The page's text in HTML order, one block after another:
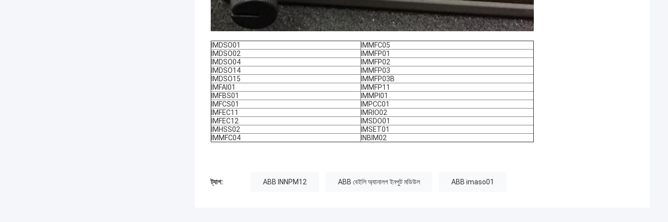
IMDSO01
IMMFC05
IMDSO02
IMMFP01
IMDSO04
IMMFP02
IMDSO14
IMMFP03
IMDSO15
IMMFP03B
IMFAI01
IMMFP11
IMFBS01
IMMPI01
IMFCS01
IMPCC01
IMFEC11
IMRIO02
IMFEC12
IMSDO01
IMHSS02
IMSET01
IMMFC04
INBIM02
ট্যাগ: ABB INNPM12 ABB বেইলি অ্যানালগ ইনপুট মডিউল ABB imaso01